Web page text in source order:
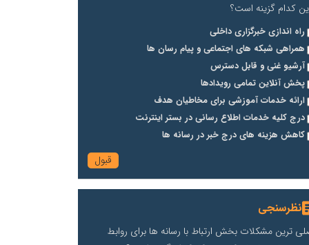
کدام گزینه است؟
راه اندازی خبرگزاری داخلی
همراهی شبکه های اجتماعی و پیام رسان ها
آرشیو غنی و قابل دسترس
پخش آنلاین تمامی رویدادها
ارائه خدمات آموزشی برای مخاطیان هدف
درج کلیه خدمات اطلاع رسانی در بستر اینترنت
کاهش هزینه های درج خبر در رسانه ها
نظرسنجی
ترین مشکلات بخش ارتباط با رسانه ها برای روابط